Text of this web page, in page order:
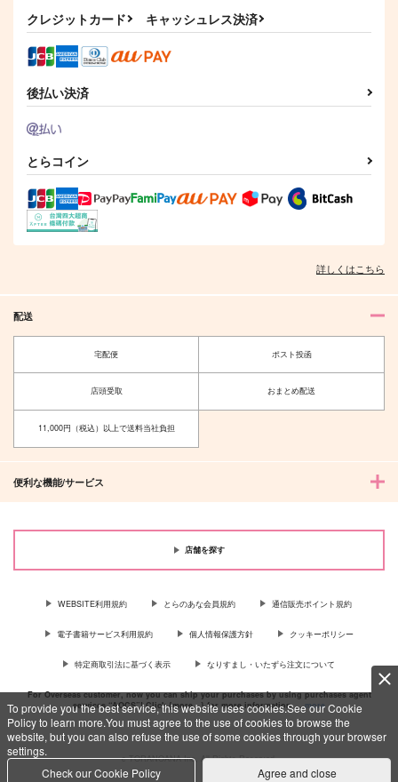
To provide you the best service, this website uses cookies.See our Cookie
Policy to learn more.You must agree to the use of cookies to browse the
website, but you can also refuse the use of some cookies through your browser
settings.
Check our Cookie Policy
Agree and close
Token of my best wi
カイン×オーエン
サンプル
カート
クロガネモチ
魔法使いの約束
サンプル
カート
ハッピーエンドで何が
サンプル
カート
シャチポン酢亭
専売 944円（税込）
魔法使いの約束
カイン×オーエン
サンプル
クレジットカード キャッシュレス決済
後払い決済
とらコイン
詳しくはこちら
配送
宅配便 ポスト投函
店頭受取 おまとめ配送
11,000円（税込）以上で送料当社負担
便利な機能/サービス
店舗を探す
WEBSITE利用規約 とらのあな会員規約 通信販売ポイント規約
電子書籍サービス利用規約 個人情報保護方針 クッキーポリシー
特定商取引法に基づく表示 なりすまし・いたずら注文について
For Overseas customer, now you can ship your purchases by using purchases agent
services “AOCS”! Click {more…} for more information …more
c TORANOANA Inc, All Rights Reserved.